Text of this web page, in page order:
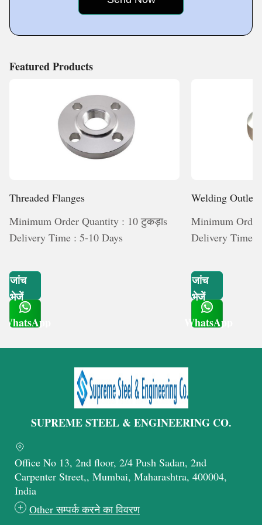
Featured Products
Threaded Flanges
Minimum Order Quantity : 10 टुकड़ाs
Delivery Time : 5-10 Days
जांच
भेजें
WhatsApp
Welding Outlet
Minimum
Delivery Time :
जांच
भेजें
WhatsApp
SUPREME STEEL & ENGINEERING CO.
Office No 13, 2nd floor, 2/4 Push Sadan, 2nd
Carpenter Street,, Mumbai, Maharashtra, 400004,
India
Other सम्पर्क करने का विवरण